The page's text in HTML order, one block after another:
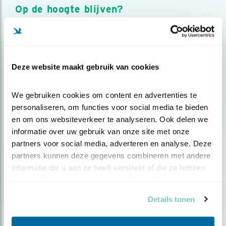
Deze website maakt gebruik van cookies
We gebruiken cookies om content en advertenties te
personaliseren, om functies voor social media te bieden
en om ons websiteverkeer te analyseren. Ook delen we
informatie over uw gebruik van onze site met onze
partners voor social media, adverteren en analyse. Deze
partners kunnen deze gegevens combineren met andere
informatie die u aan ze heeft verstrekt of die ze hebben
Details tonen
Op de hoogte blijven?
Meld je aan en ontvang nieuws, inspiratie, acties en tips
over vogels en activiteiten van Vogelbescherming.